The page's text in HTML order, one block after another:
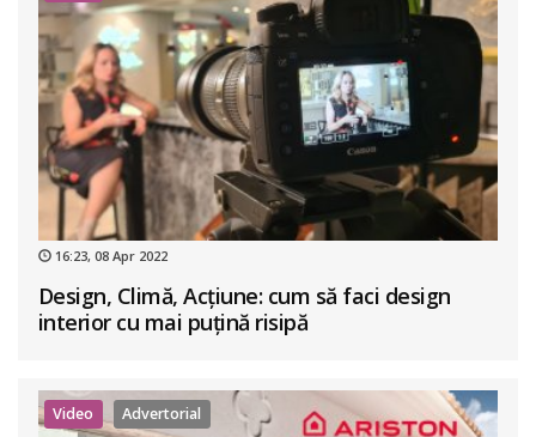
16:23, 08 Apr 2022
Design, Climă, Acțiune: cum să faci design
interior cu mai puțină risipă
Video Advertorial